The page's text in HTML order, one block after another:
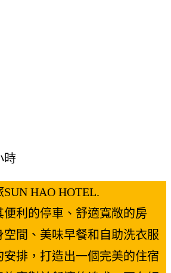
時
HAO HOTEL.
便利的停車、舒適寬敞的房
空間、美味早餐和自助洗衣服
排，打造出一個完美的住宿